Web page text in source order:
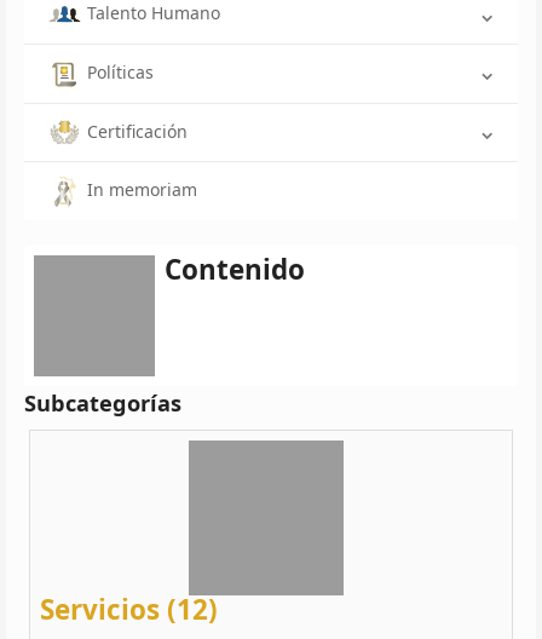
Talento Humano
Políticas
Certificación
In memoriam
Contenido
Subcategorías
Servicios (12)